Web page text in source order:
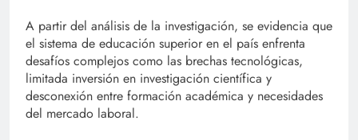
A partir del análisis de la investigación, se evidencia que
el sistema de educación superior en el país enfrenta
desafíos complejos como las brechas tecnológicas,
limitada inversión en investigación científica y
desconexión entre formación académica y necesidades
del mercado laboral.